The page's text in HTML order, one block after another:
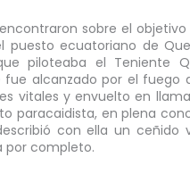
sobre el
ecuatoriano de
piloteaba el Teniente
alcanzado por el fuego
vitales y envuelto en
paracaidista, en plena
con ella un ceñido
por completo.